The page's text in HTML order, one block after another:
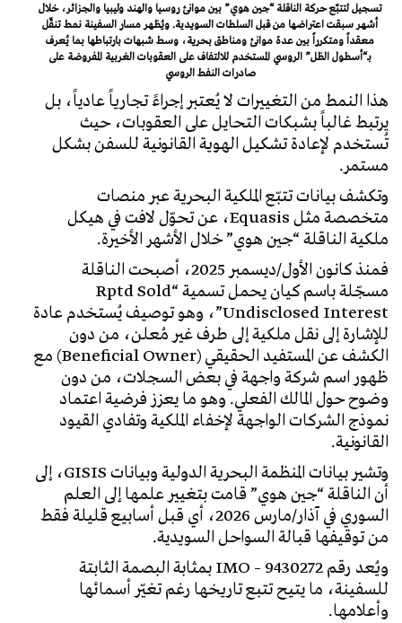
تسجيل لتتبّع حركة الناقلة “جين هوي” بين موانئ روسيا والهند وليبيا والجزائر، خلال
أشهر سبقت اعتراضها من قبل السلطات السويدية. ويُظهر مسار السفينة نمط تنقّل
معقداً ومتكرراً بين عدة موانئ ومناطق بحرية، وسط شبهات بارتباطها بما يُعرف
بـ“أسطول الظل” الروسي المستخدم للالتفاف على العقوبات الغربية المفروضة على
صادرات النفط الروسي
هذا النمط من التغييرات لا يُعتبر إجراءً تجارياً عادياً، بل
يرتبط غالباً بشبكات التحايل على العقوبات، حيث
تُستخدم لإعادة تشكيل الهوية القانونية للسفن بشكل
مستمر.
وتكشف بيانات تتبّع الملكية البحرية عبر منصات
متخصصة مثل Equasis، عن تحوّل لافت في هيكل
ملكية الناقلة “جين هوي” خلال الأشهر الأخيرة.
فمنذ كانون الأول/ديسمبر 2025، أصبحت الناقلة
مسجّلة باسم كيان يحمل تسمية “Rptd Sold
Undisclosed Interest”، وهو توصيف يُستخدم عادة
للإشارة إلى نقل ملكية إلى طرف غير مُعلن، من دون
الكشف عن المستفيد الحقيقي (Beneficial Owner) مع
ظهور اسم شركة واجهة في بعض السجلات، من دون
وضوح حول المالك الفعلي. وهو ما يعزز فرضية اعتماد
نموذج الشركات الواجهة لإخفاء الملكية وتفادي القيود
القانونية.
وتشير بيانات المنظمة البحرية الدولية وبيانات GISIS، إلى
أن الناقلة “جين هوي” قامت بتغيير علمها إلى العلم
السوري في آذار/مارس 2026
، أي قبل أسابيع قليلة فقط
من توقيفها قبالة السواحل السويدية.
ويُعد رقم IMO – 9430272 بمثابة البصمة الثابتة
للسفينة، ما يتيح تتبع تاريخها رغم تغيّر أسمائها
وأعلامها.